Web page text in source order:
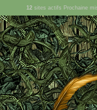
12 sites actifs Prochaine